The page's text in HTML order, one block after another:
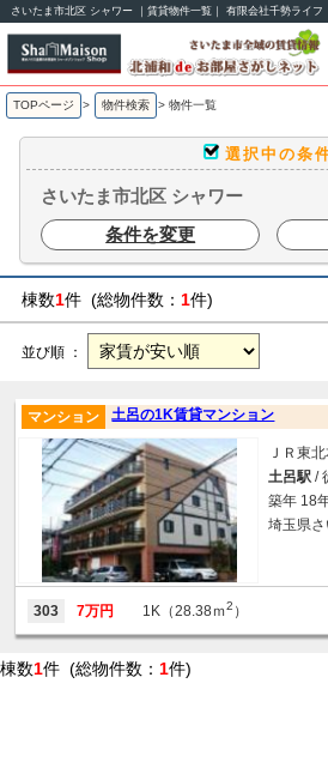
さいたま市北区 シャワー ｜賃貸物件一覧｜ 有限会社千勢ライフ
TOPページ > 物件検索 > 物件一覧
選択中の条
さいたま市北区 シャワー
条件を変更
棟数1件 (総物件数： 1件)
並び順 ：
土呂の1K賃貸マンション
マンション
ＪＲ東
土呂駅 /
築年 18
埼玉県
303 7万円 1K（28.38ｍ2 ）
棟数1件 (総物件数： 1件)